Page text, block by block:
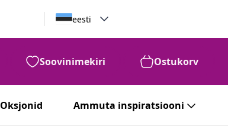
eesti
Soovinimekiri Ostukorv
Oksjonid Ammuta inspiratsiooni